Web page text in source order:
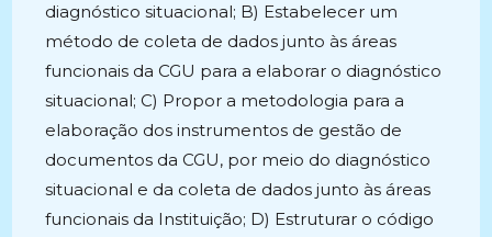
diagnóstico situacional; B) Estabelecer um
método de coleta de dados junto às áreas
funcionais da CGU para a elaborar o diagnóstico
situacional; C) Propor a metodologia para a
elaboração dos instrumentos de gestão de
documentos da CGU, por meio do diagnóstico
situacional e da coleta de dados junto às áreas
funcionais da Instituição; D) Estruturar o código